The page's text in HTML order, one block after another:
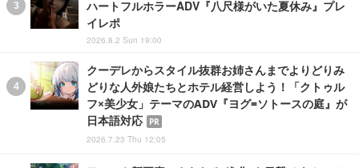
ハートフルホラーADV『八尺様がいた夏休み』プレ
イレポ
2026.8.2 Sun 19:00
クーデレからスタイル抜群お姉さんまでよりどりみ
どりな人外娘たちとホテル経営しよう！「クトゥル
フ×美少女」テーマのADV『ヨグ=ソトースの庭』が
日本語対応
PR
2026.7.23 Thu 12:05